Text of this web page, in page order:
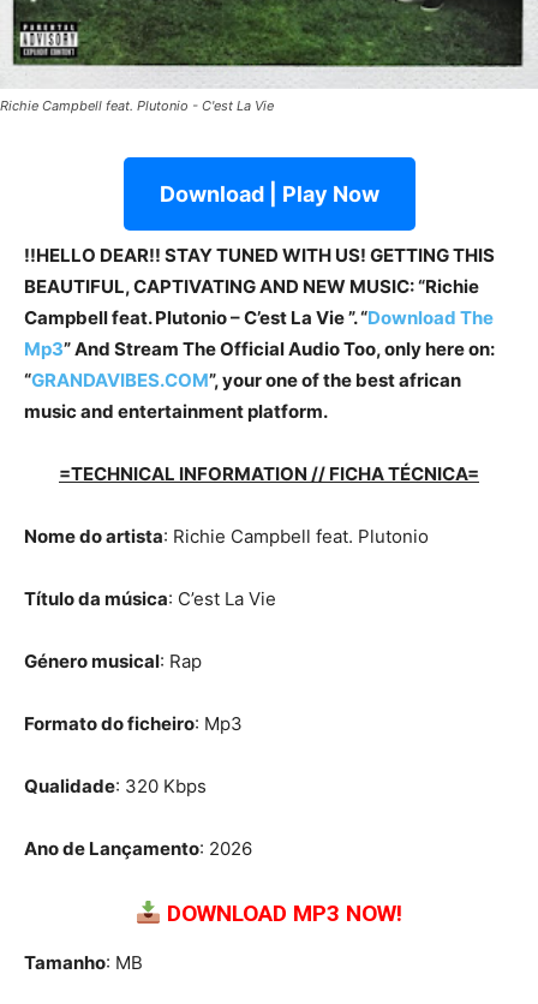
Richie Campbell feat. Plutonio - C'est La Vie
Download | Play Now
!!HELLO DEAR!! STAY TUNED WITH US! GETTING THIS
BEAUTIFUL, CAPTIVATING AND NEW MUSIC: “Richie
Campbell feat. Plutonio – C’est La Vie ”. “Download The
Mp3”And Stream The Official Audio Too, only here on:
“GRANDAVIBES.COM”, your one of the best african
music and entertainment platform.
=TECHNICAL INFORMATION // FICHA TÉCNICA=
Nome do artista: Richie Campbell feat. Plutonio
Título da música: C’est La Vie
Género musical: Rap
Formato do ficheiro: Mp3
Qualidade: 320 Kbps
Ano de Lançamento: 2026
DOWNLOAD MP3 NOW!
Tamanho: MB